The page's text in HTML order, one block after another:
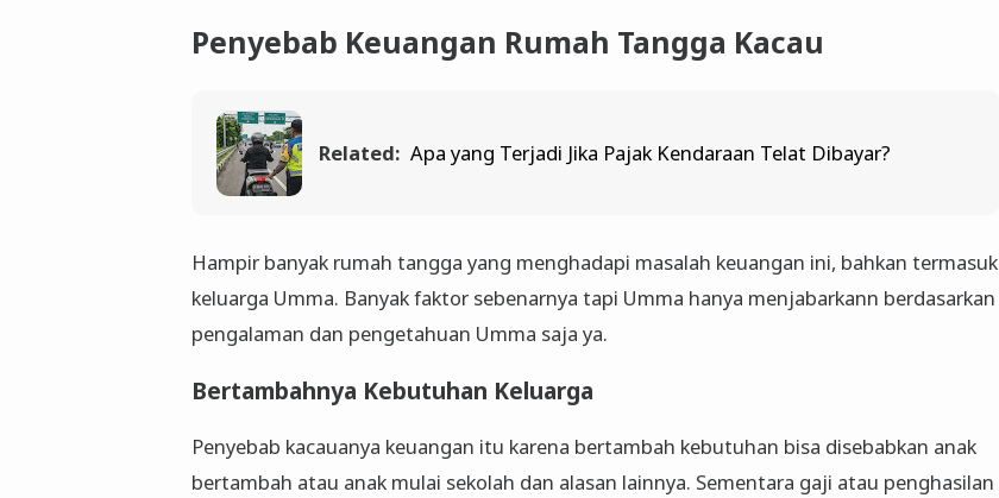
Penyebab Keuangan Rumah Tangga Kacau
Related: Apa yang Terjadi Jika Pajak Kendaraan Telat Dibayar?
Hampir banyak rumah tangga yang menghadapi masalah keuangan ini, bahkan termasuk
keluarga Umma. Banyak faktor sebenarnya tapi Umma hanya menjabarkann berdasarkan
pengalaman dan pengetahuan Umma saja ya.
Bertambahnya Kebutuhan Keluarga
Penyebab kacauanya keuangan itu karena bertambah kebutuhan bisa disebabkan anak
bertambah atau anak mulai sekolah dan alasan lainnya. Sementara gaji atau penghasilan